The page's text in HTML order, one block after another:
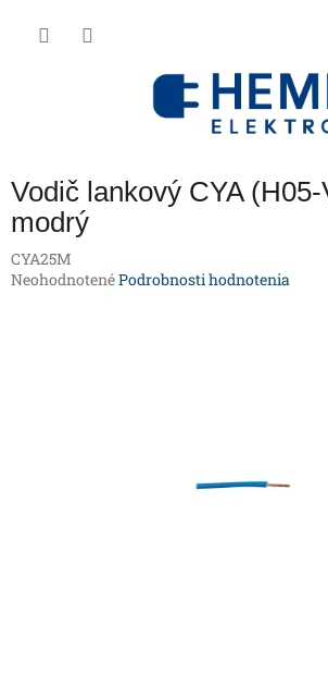
Vodič lankový CYA
modrý
CYA25M
Priemerné
NeohodnotenéPodrobnosti hodnotenia